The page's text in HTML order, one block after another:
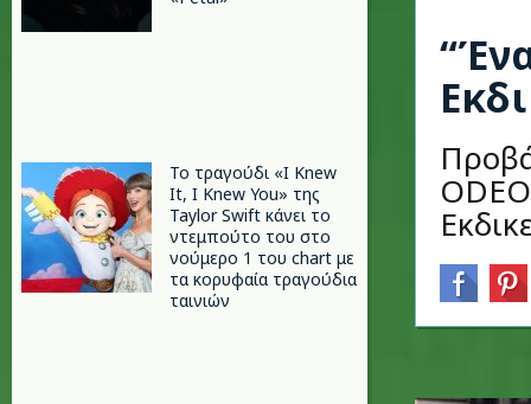
Το τραγούδι «I Knew
It, I Knew You» της
Taylor Swift κάνει το
ντεμπούτο του στο
νούμερο 1 του chart με
τα κορυφαία τραγούδια
ταινιών